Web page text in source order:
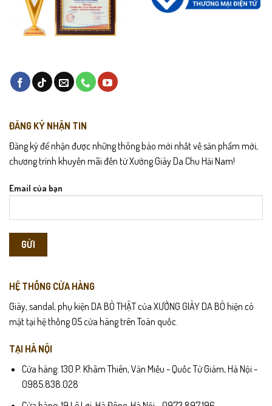
ĐĂNG KÝ NHẬN TIN
Đăng ký để nhận được những thông báo mới nhất về sản phẩm mới,
chương trình khuyến mãi đến từ Xưởng Giày Da Chu Hải Nam!
Email của bạn
HỆ THỐNG CỬA HÀNG
Giày, sandal, phụ kiện DA BÒ THẬT của XƯỞNG GIÀY DA BÒ hiện có
mặt tại hệ thống 05 cửa hàng trên Toàn quốc.
TẠI HÀ NỘI
Cửa hàng: 130 P. Khâm Thiên, Văn Miếu - Quốc Tử Giám, Hà Nội -
0985.838.028